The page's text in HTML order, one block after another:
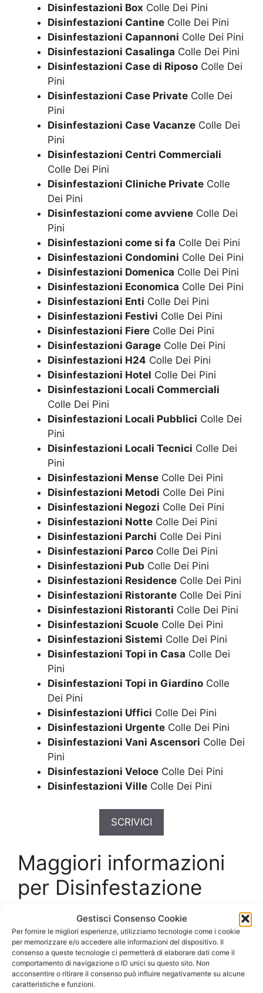
Gestisci Consenso Cookie
Per fornire le migliori esperienze, utilizziamo tecnologie come i cookie
per memorizzare e/o accedere alle informazioni del dispositivo. Il
consenso a queste tecnologie ci permetterà di elaborare dati come il
comportamento di navigazione o ID unici su questo sito. Non
acconsentire o ritirare il consenso può influire negativamente su alcune
caratteristiche e funzioni.
Disinfestazioni Box Colle Dei Pini
Disinfestazioni Cantine Colle Dei Pini
Disinfestazioni Capannoni Colle Dei Pini
Disinfestazioni Casalinga Colle Dei Pini
Disinfestazioni Case di Riposo Colle Dei
Pini
Disinfestazioni Case Private Colle Dei
Pini
Disinfestazioni Case Vacanze Colle Dei
Pini
Disinfestazioni Centri Commerciali
Colle Dei Pini
Disinfestazioni Cliniche Private Colle
Dei Pini
Disinfestazioni come avviene Colle Dei
Pini
Disinfestazioni come si fa Colle Dei Pini
Disinfestazioni Condomini Colle Dei Pini
Disinfestazioni Domenica Colle Dei Pini
Disinfestazioni Economica Colle Dei Pini
Disinfestazioni Enti Colle Dei Pini
Disinfestazioni Festivi Colle Dei Pini
Disinfestazioni Fiere Colle Dei Pini
Disinfestazioni Garage Colle Dei Pini
Disinfestazioni H24 Colle Dei Pini
Disinfestazioni Hotel Colle Dei Pini
Disinfestazioni Locali Commerciali
Colle Dei Pini
Disinfestazioni Locali Pubblici Colle Dei
Pini
Disinfestazioni Locali Tecnici Colle Dei
Pini
Disinfestazioni Mense Colle Dei Pini
Disinfestazioni Metodi Colle Dei Pini
Disinfestazioni Negozi Colle Dei Pini
Disinfestazioni Notte Colle Dei Pini
Disinfestazioni Parchi Colle Dei Pini
Disinfestazioni Parco Colle Dei Pini
Disinfestazioni Pub Colle Dei Pini
Disinfestazioni Residence Colle Dei Pini
Disinfestazioni Ristorante Colle Dei Pini
Disinfestazioni Ristoranti Colle Dei Pini
Disinfestazioni Scuole Colle Dei Pini
Disinfestazioni Sistemi Colle Dei Pini
Disinfestazioni Topi in Casa Colle Dei
Pini
Disinfestazioni Topi in Giardino Colle
Dei Pini
Disinfestazioni Uffici Colle Dei Pini
Disinfestazioni Urgente Colle Dei Pini
Disinfestazioni Vani Ascensori Colle Dei
Pini
Disinfestazioni Veloce Colle Dei Pini
Disinfestazioni Ville Colle Dei Pini
SCRIVICI
Maggiori informazioni
per Disinfestazione
Ratti Colle Dei Pini
Disinfestazione Ratti
Colle Dei Pinicon